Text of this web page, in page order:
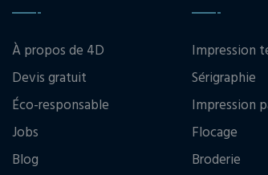
À propos de 4D
Devis gratuit
Éco-responsable
Jobs
Blog
Impression
Sérigraphie
Impression
Flocage
Broderie